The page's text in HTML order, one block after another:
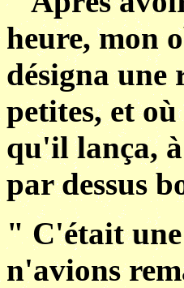
heure, mon
désigna une
petites, et
qu'il lança,
par dessus
" C'était
n'avions